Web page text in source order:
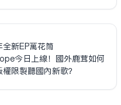
全新EP萬花筒
今日上線！國外鹿茸如何
限制聽國內新歌？